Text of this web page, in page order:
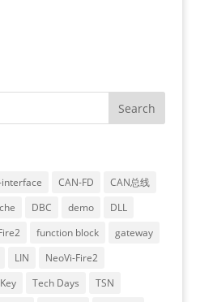
CAN-FD
CAN总线
DBC demo
DLL
function block
gateway
LIN
NeoVi-Fire2
Tech Days
TSN